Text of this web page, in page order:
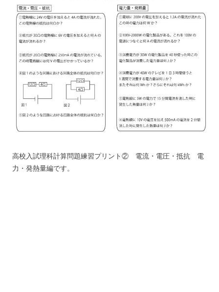
高校入試理科計算問題練習プリント② 電流・電圧・抵抗 電
力・発熱量編です。